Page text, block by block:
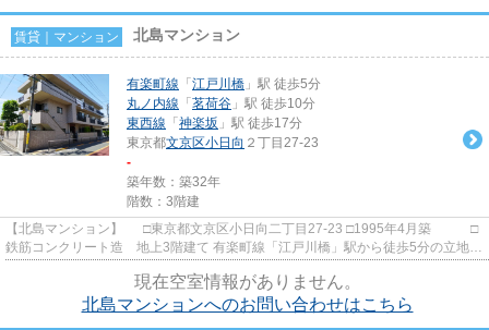
賃貸｜マンション 北島マンション
有楽町線 「 江戸川橋 」駅 徒歩5分
丸ノ内線 「 茗荷谷 」駅 徒歩10分
東西線 「 神楽坂 」駅 徒歩17分
東京都文京区小日向 ２丁目27-23
-
築年数：築32年
階数：3階建
【北島マンション】 □東京都文京区小日向二丁目27-23 □1995年4月築 □
鉄筋コンクリート造 地上3階建て 有楽町線「江戸川橋」駅から徒歩5分の立地に
現在空室情報がありません。
北島マンションへのお問い合わせはこちら